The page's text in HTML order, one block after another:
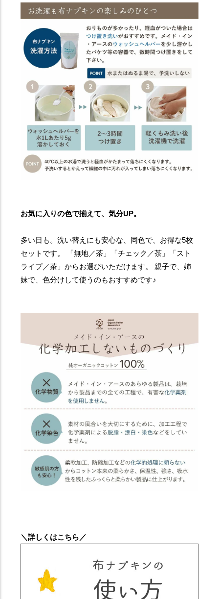
お気に入りの色で揃えて、気分UP。
多い日も。洗い替えにも安心な、同色で、お得な5枚
セットです。 「無地／茶」「チェック／茶」「スト
ライプ／茶」からお選びいただけます。 親子で、姉
妹で、色分けして使うのもおすすめです♪
＼詳しくはこちら／